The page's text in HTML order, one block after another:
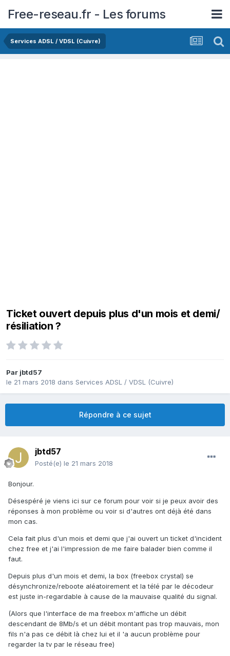
Free-reseau.fr - Les forums
Services ADSL / VDSL (Cuivre)
Ticket ouvert depuis plus d'un mois et demi/
résiliation ?
Par jbtd57
le 21 mars 2018 dans Services ADSL / VDSL (Cuivre)
Répondre à ce sujet
jbtd57
Posté(e) le 21 mars 2018
Bonjour.
Désespéré je viens ici sur ce forum pour voir si je peux avoir des
réponses à mon problème ou voir si d'autres ont déjà été dans
mon cas.
Cela fait plus d'un mois et demi que j'ai ouvert un ticket d'incident
chez free et j'ai l'impression de me faire balader bien comme il
faut.
Depuis plus d'un mois et demi, la box (freebox crystal) se
désynchronize/reboote aléatoirement et la télé par le décodeur
est juste in-regardable à cause de la mauvaise qualité du signal.
(Alors que l'interface de ma freebox m'affiche un débit
descendant de 8Mb/s et un débit montant pas trop mauvais, mon
fils n'a pas ce débit là chez lui et il 'a aucun problème pour
regarder la tv par le réseau free)